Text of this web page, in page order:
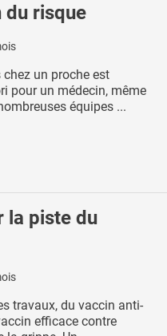
du risque
chez un proche est
pour un médecin, même
équipes ...
la piste du
travaux, du vaccin anti-
efficace contre